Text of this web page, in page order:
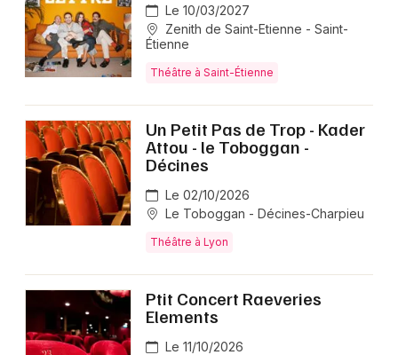
Le 10/03/2027
Zenith de Saint-Etienne - Saint-
Étienne
Théâtre à Saint-Étienne
Un Petit Pas de Trop - Kader
Attou - le Toboggan -
Décines
Le 02/10/2026
Le Toboggan - Décines-Charpieu
Théâtre à Lyon
Ptit Concert Raeveries
Elements
Le 11/10/2026